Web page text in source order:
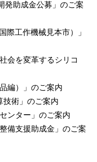
発助成金公募」のご案
際工作機械見本市）」
会を変革するシリコ
編）」のご案内
技術」のご案内
ンター」のご案内
備支援助成金」のご案